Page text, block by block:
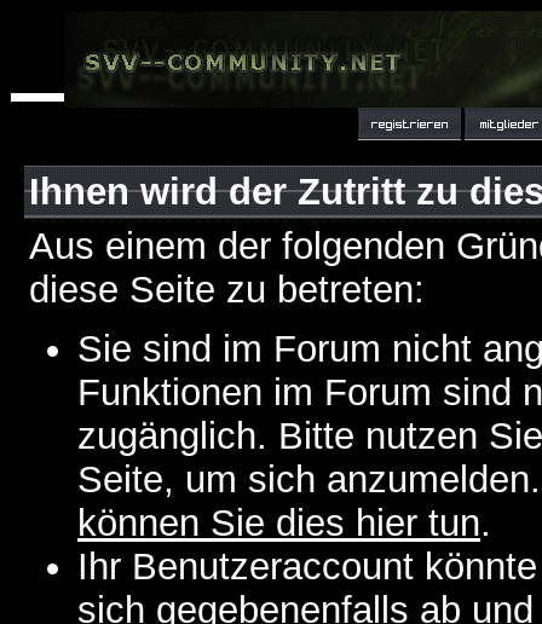
Ihnen wird der Zutritt zu
Aus einem der folgenden
diese Seite zu betreten:
Sie sind im Forum nicht
Funktionen im Forum sind
zugänglich. Bitte nutzen
Seite, um sich
können Sie dies hier tun.
Ihr Benutzeraccount
sich gegebenenfalls ab